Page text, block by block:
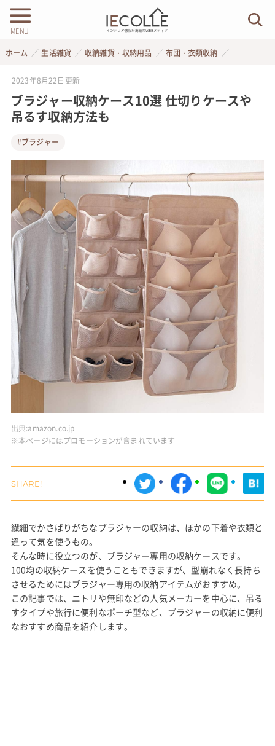
MENU
ホーム 生活雑貨 収納雑貨・収納用品 布団・衣類収納
2023年8月22日 更新
ブラジャー収納ケース10選 仕切りケースや
吊るす収納方法も
#ブラジャー
出典:amazon.co.jp
※本ページにはプロモーションが含まれています
繊細でかさばりがちなブラジャーの収納は、ほかの下着や衣類と
違って気を使うもの。
そんな時に役立つのが、ブラジャー専用の収納ケースです。
100均の収納ケースを使うこともできますが、型崩れなく長持ち
させるためにはブラジャー専用の収納アイテムがおすすめ。
この記事では、ニトリや無印などの人気メーカーを中心に、吊る
すタイプや旅行に便利なポーチ型など、ブラジャーの収納に便利
なおすすめ商品を紹介します。